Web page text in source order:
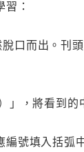
：
口而出。刊
，將看到
號填入括弧